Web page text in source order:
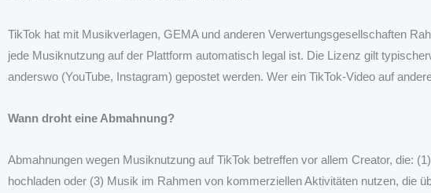
TikTok hat mit Musikverlagen, GEMA und anderen Verwertungsgesellschaften
jede Musiknutzung auf der Plattform automatisch legal ist. Die Lizenz gilt
anderswo (YouTube, Instagram) gepostet werden. Wer ein TikTok-Video auf
Wann droht eine Abmahnung?
Abmahnungen wegen Musiknutzung auf TikTok betreffen vor allem Creator, die:
hochladen oder (3) Musik im Rahmen von kommerziellen Aktivitäten nutzen, die